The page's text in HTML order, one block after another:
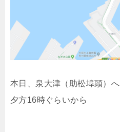
本日、泉大津（助松埠頭）へ
夕方16時ぐらいから